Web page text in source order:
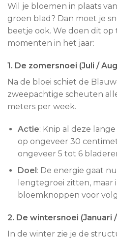
Wil je bloemen in plaats
groen blad? Dan moet je
beetje ook. We doen dit
momenten in het jaar:
1. De zomersnoei (Juli /
Na de bloei schiet de
zweepachtige scheuten
meters per week.
Actie: Knip al deze
op ongeveer 30
ongeveer 5 tot 6
Doel: De energie gaat
lengtegroei zitten, maar
bloemknoppen voor
2. De wintersnoei (Januari
In de winter zie je de